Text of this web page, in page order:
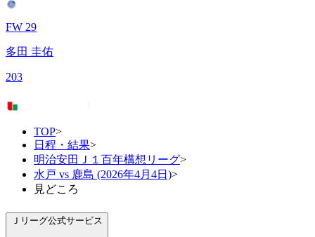
FW 29
多田 圭佑
203
TOP>
日程・結果>
明治安田Ｊ１百年構想リーグ>
水戸 vs 鹿島 (2026年4月4日)>
見どころ
Ｊリーグ公式サービス